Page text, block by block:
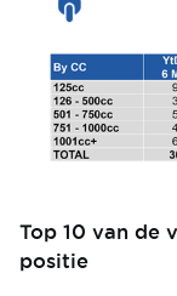
Top 10 van de
positie